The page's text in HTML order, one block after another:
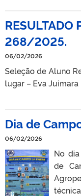
RESULTADO
268/2025.
06/02/2026
Seleção de Aluno
lugar – Eva
Dia de
06/02/2026
No
de